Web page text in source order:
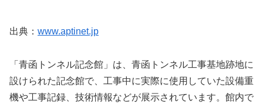
出典： www.aptinet.jp
「青函トンネル記念館」は、青函トンネル工事基地跡地に
設けられた記念館で、工事中に実際に使用していた設備重
機や工事記録、技術情報などが展示されています。館内で